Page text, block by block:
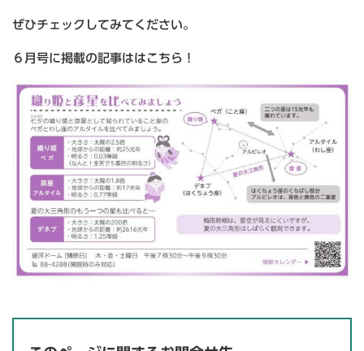
ぜひチェックしてみてください。
６月号に掲載の記事ははこちら！